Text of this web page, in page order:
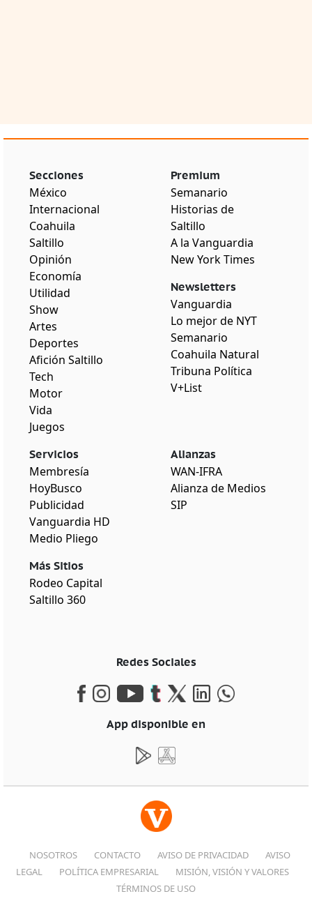
Secciones
México
Internacional
Coahuila
Saltillo
Opinión
Economía
Utilidad
Show
Artes
Deportes
Afición Saltillo
Tech
Motor
Vida
Juegos
Premium
Semanario
Historias de
Saltillo
A la Vanguardia
New York Times
Newsletters
Vanguardia
Lo mejor de NYT
Semanario
Coahuila Natural
Tribuna Política
V+List
Servicios
Membresía
HoyBusco
Publicidad
Vanguardia HD
Medio Pliego
Más Sitios
Rodeo Capital
Saltillo 360
Alianzas
WAN-IFRA
Alianza de Medios
SIP
Redes Sociales
App disponible en
NOSOTROS CONTACTO AVISO DE PRIVACIDAD
AVISO
LEGAL
POLÍTICA EMPRESARIAL
MISIÓN, VISIÓN Y VALORES
TÉRMINOS DE USO